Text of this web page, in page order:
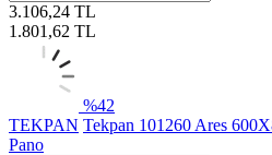
3.106,24 TL
1.801,62 TL
%42
TEKPAN Tekpan 101260 Ares
Pano